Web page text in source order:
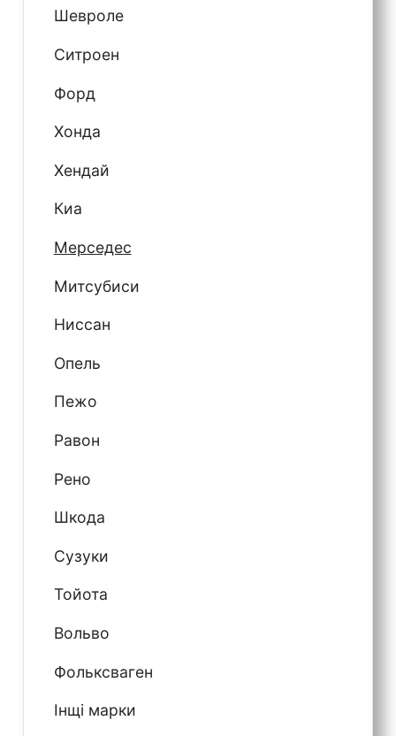
Шевроле
Ситроен
Форд
Хонда
Хендай
Киа
Мерседес
Митсубиси
Ниссан
Опель
Пежо
Равон
Рено
Шкода
Сузуки
Тойота
Вольво
Фольксваген
Інщі марки